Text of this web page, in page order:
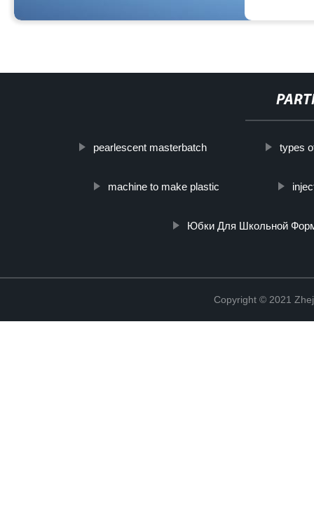
pearlescent masterbatch types
machine to make plastic
Юбки Для Школьной
Copyright © 2021